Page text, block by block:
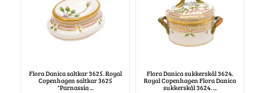
Flora Danica saltkar 3625. Royal
Copenhagen saltkar 3625
"Parnassia ...
Flora Danica sukkerskål 3624.
Royal Copenhagen Flora Danica
sukkerskål 3624. ...